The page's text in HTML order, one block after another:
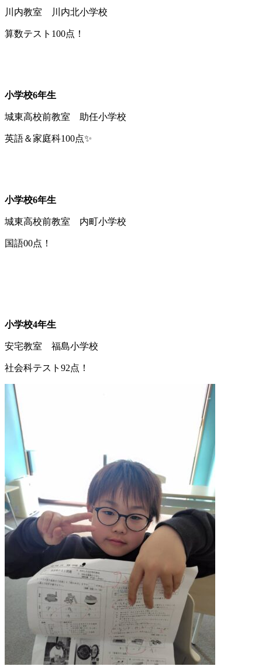
川内教室 川内北小学校
算数テスト100点！
小学校6年生
城東高校前教室 助任小学校
英語＆家庭科100点✨
小学校6年生
城東高校前教室 内町小学校
国語00点！
小学校4年生
安宅教室 福島小学校
社会科テスト92点！